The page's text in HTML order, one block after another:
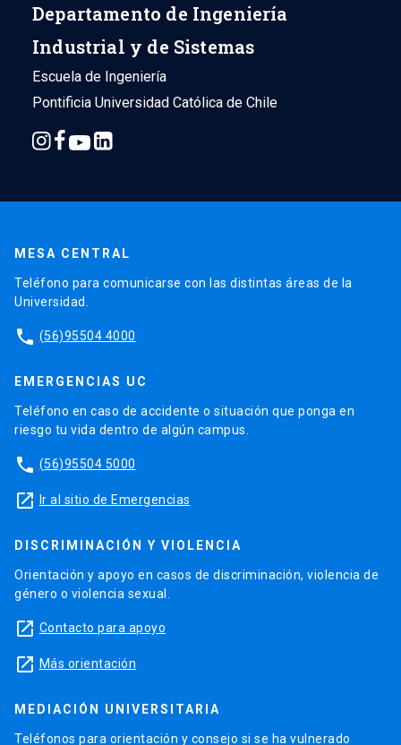
Departamento de Ingeniería
Industrial y de Sistemas
Escuela de Ingeniería
Pontificia Universidad Católica de Chile
MESA CENTRAL
Teléfono para comunicarse con las distintas áreas de la
Universidad.
phone (56)95504 4000
EMERGENCIAS UC
Teléfono en caso de accidente o situación que ponga en
riesgo tu vida dentro de algún campus.
phone (56)95504 5000
launch Ir al sitio de Emergencias
DISCRIMINACIÓN Y VIOLENCIA
Orientación y apoyo en casos de discriminación, violencia de
género o violencia sexual.
launch Contacto para apoyo
launch Más orientación
MEDIACIÓN UNIVERSITARIA
Teléfonos para orientación y consejo si se ha vulnerado